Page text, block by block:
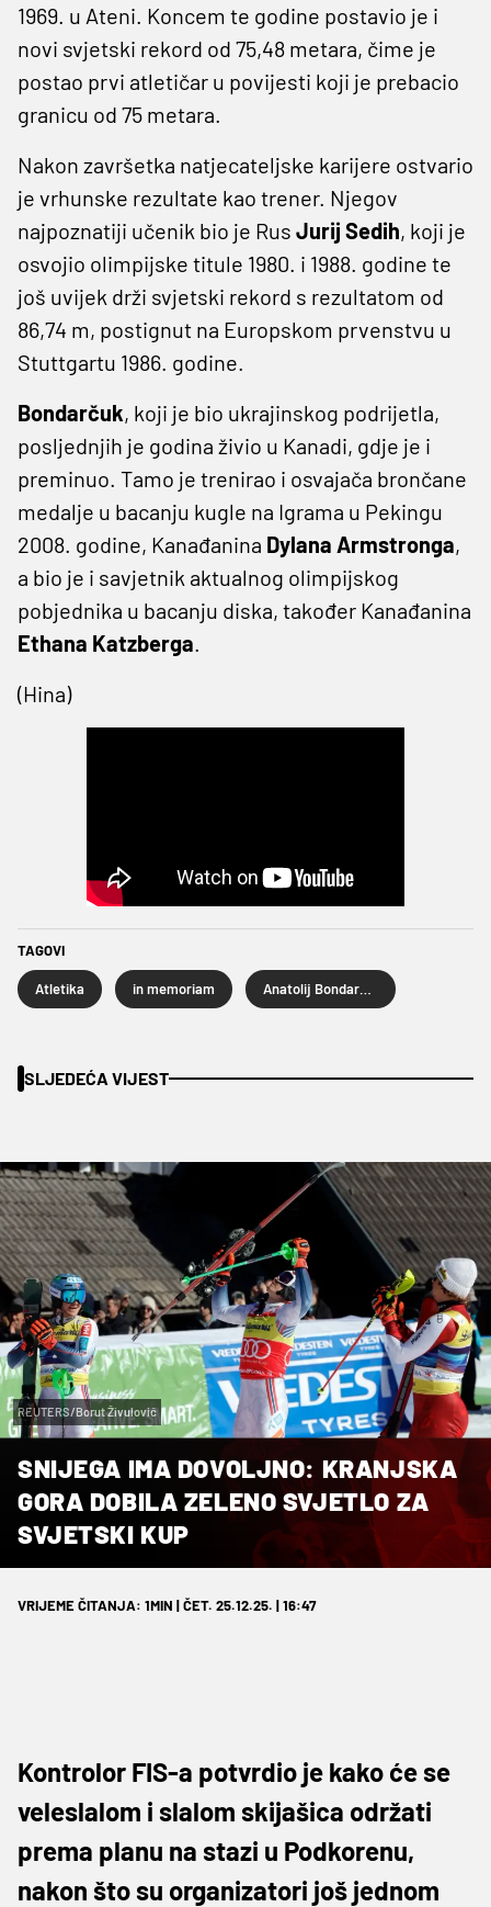
1969. u Ateni. Koncem te godine postavio je i
novi svjetski rekord od 75,48 metara, čime je
postao prvi atletičar u povijesti koji je prebacio
granicu od 75 metara.
Nakon završetka natjecateljske karijere ostvario
je vrhunske rezultate kao trener. Njegov
najpoznatiji učenik bio je Rus Jurij Sedih, koji je
osvojio olimpijske titule 1980. i 1988. godine te
još uvijek drži svjetski rekord s rezultatom od
86,74 m, postignut na Europskom prvenstvu u
Stuttgartu 1986. godine.
Bondarčuk, koji je bio ukrajinskog podrijetla,
posljednjih je godina živio u Kanadi, gdje je i
preminuo. Tamo je trenirao i osvajača brončane
medalje u bacanju kugle na Igrama u Pekingu
2008. godine, Kanađanina Dylana Armstronga,
a bio je i savjetnik aktualnog olimpijskog
pobjednika u bacanju diska, također Kanađanina
Ethana Katzberga.
(Hina)
TAGOVI
Atletika in memoriam
SLJEDEĆA VIJEST
REUTERS/Borut Živulovič
SNIJEGA IMA DOVOLJNO: KRANJSKA
GORA DOBILA ZELENO SVJETLO ZA
SVJETSKI KUP
VRIJEME ČITANJA: 1MIN | ČET. 25.12.25. | 16:47
Kontrolor FIS-a potvrdio je kako će se
veleslalom i slalom skijašica održati
prema planu na stazi u Podkorenu,
nakon što su organizatori još jednom